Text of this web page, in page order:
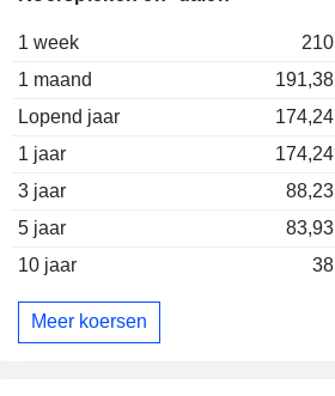
1 week 210
1 maand
191,38
Lopend jaar
174,24
1 jaar
174,24
3 jaar
88,23
5 jaar
83,93
10 jaar
38
Meer koersen